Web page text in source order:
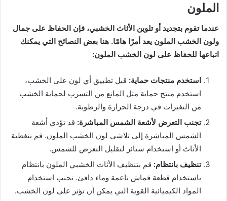
الملون
عندما تقوم بتجديد أو تلوين الأثاث الخشبي، فإن الحفاظ على جمال
ولون الخشب الملون يعد أمرًا هامًا. هنا بعض النصائح التي يمكنك
اتباعها للحفاظ على لون الخشب الملون:
استخدم منتجات حماية: قبل تطبيق أي لون على الخشب،
استخدم منتج حماية مثل المانع من التسرب لحماية الخشب
من التغيرات في درجة الحرارة والرطوبة.
تجنب التعرض لأشعة الشمس المباشرة: قد تؤدي أشعة
الشمس المباشرة إلى تلاشي لون الخشب الملون. قم بتغطية
الأثاث أو استخدام ستائر لتقليل التعرض للشمس.
تنظيف بانتظام: قم بتنظيف الأثاث الخشبي الملون بانتظام
باستخدام قطعة قماش ناعمة وماء دافئ. تجنب استخدام
المواد الكيميائية القوية التي يمكن أن تؤثر على لون الخشب.